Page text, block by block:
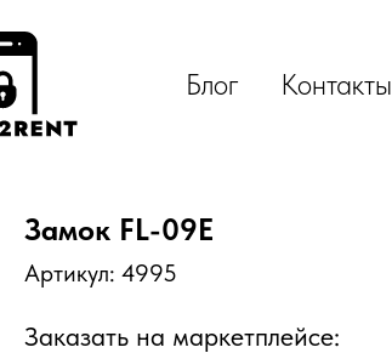
Блог Контакты
Заказать на маркетплейсе:
Замок FL-09E
Артикул: 4995